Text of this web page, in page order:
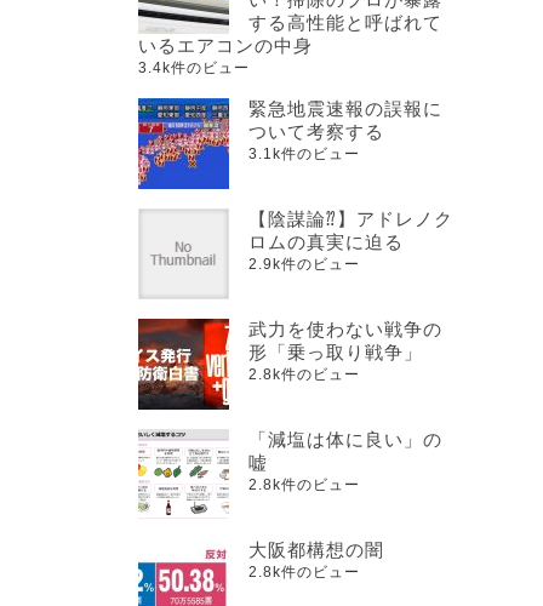
する高性能と呼ばれて
いるエアコンの中身
3.4k件のビュー
緊急地震速報の誤報に
ついて考察する
3.1k件のビュー
【陰謀論⁇】アドレノク
ロムの真実に迫る
2.9k件のビュー
武力を使わない戦争の
形「乗っ取り戦争」
2.8k件のビュー
「減塩は体に良い」の
嘘
2.8k件のビュー
大阪都構想の闇
2.8k件のビュー